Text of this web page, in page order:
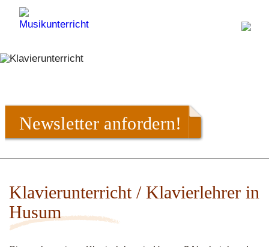
Newsletter anfordern!
Klavierunterricht / Klavierlehrer in
Husum